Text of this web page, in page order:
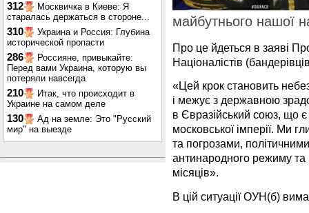
312
Москвичка в Киеве: Я
старалась держаться в стороне...
310
Украина и Россия: Глубина
исторической пропасти
286
Россияне, привыкайте:
Перед вами Украина, которую вы
потеряли навсегда
210
Итак, что происходит в
Украине на самом деле
130
Ад на земле: Это "Русский
мир" на выезде
майбутнього нашої
Про це йдеться в заяві
Націоналістів
«Цей крок становить
і межує з державною
в Євразійський союз, що
московської імперії. Ми
та погрозами,
антинародного режиму та
місяців».
В цій ситуації ОУН(б)